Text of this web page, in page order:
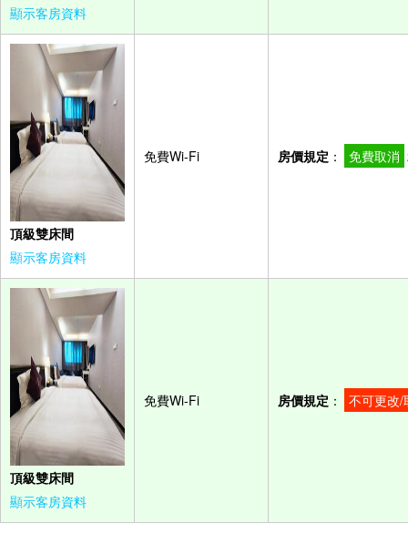
顯示客房資料
頂級雙床間
顯示客房資料
免費Wi-Fi 房價規定 ： 免費取消
頂級雙床間
顯示客房資料
免費Wi-Fi 房價規定 ： 不可更改/